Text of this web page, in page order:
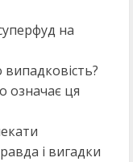
на
означає ця
і вигадки